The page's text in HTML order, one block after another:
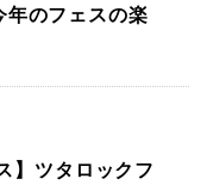
のフェスの楽
】ツタロックフ